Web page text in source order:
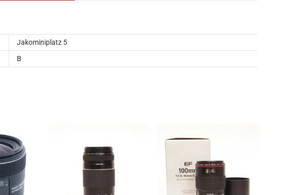
Jakominiplatz 5
B